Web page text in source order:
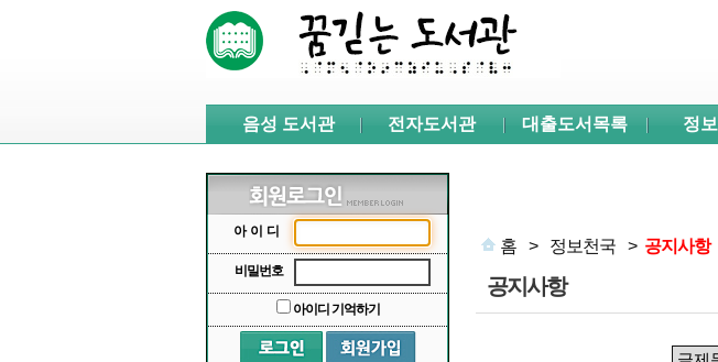
음성 도서관 전자도서관 대출도서목록 정
아이디
비밀번호
아이디 기억하기
홈 > 정보천국 > 공지사항
공지사항